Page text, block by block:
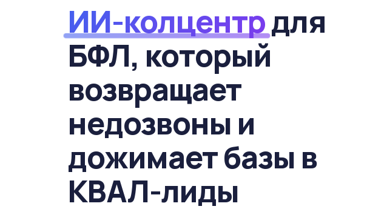
ИИ-колцентрдля
БФЛ, который
возвращает
недозвоны и
дожимает базы в
КВАЛ-лиды